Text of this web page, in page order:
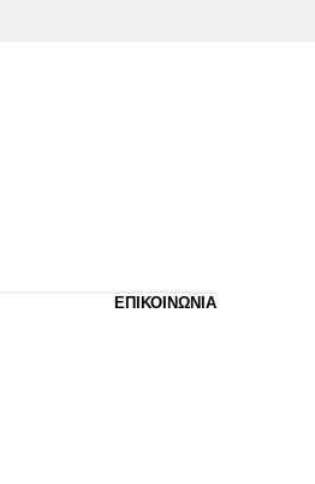
ΕΠΙΚΟΙΝΩΝΙΑ